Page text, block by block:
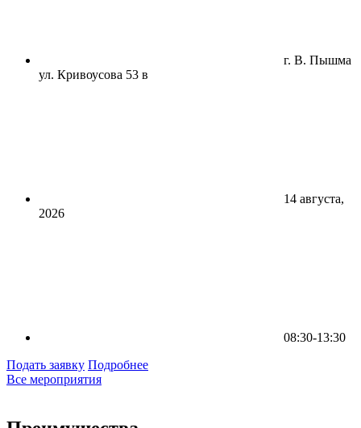
г. В. Пышма
ул. Кривоусова 53 в
14 августа,
2026
08:30-13:30
Подать заявку Подробнее
Все мероприятия